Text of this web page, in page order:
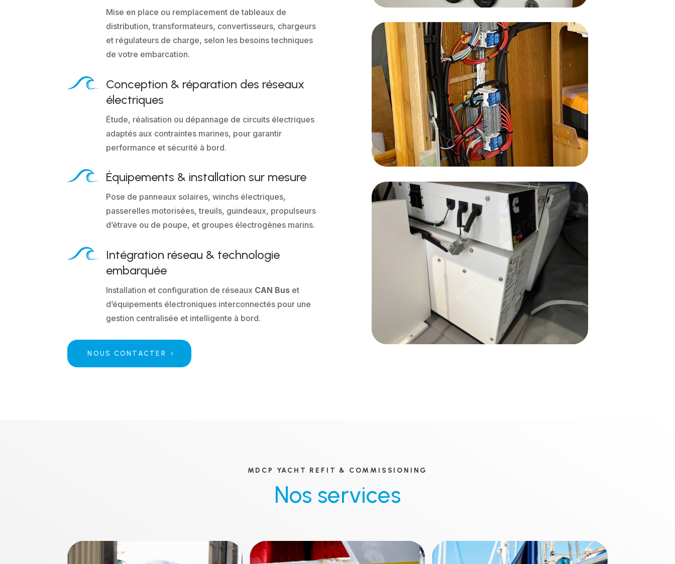
Mise en place ou remplacement de tableaux de
distribution, transformateurs, convertisseurs, chargeurs
et régulateurs de charge, selon les besoins techniques
de votre embarcation.
Conception & réparation des réseaux
électriques
Étude, réalisation ou dépannage de circuits électriques
adaptés aux contraintes marines, pour garantir
performance et sécurité à bord.
Équipements & installation sur mesure
Pose de panneaux solaires, winchs électriques,
passerelles motorisées, treuils, guindeaux, propulseurs
d’étrave ou de poupe, et groupes électrogènes marins.
Intégration réseau & technologie
embarquée
Installation et configuration de réseaux CAN Bus et
d’équipements électroniques interconnectés pour une
gestion centralisée et intelligente à bord.
NOUS CONTACTER
MDCP YACHT REFIT & COMMISSIONING
Nos services